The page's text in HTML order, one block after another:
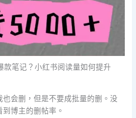
款笔记？小红书阅读量如何提升
会删，但是不要成批量的删。没
博主的删帖率。